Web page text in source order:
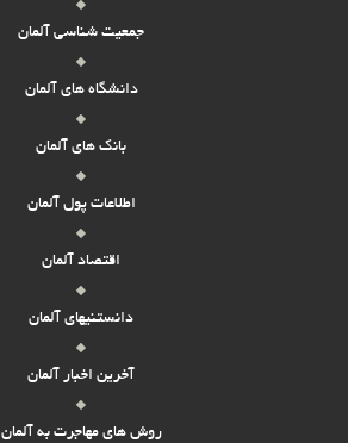
جمعیت شناسی آلمان
دانشگاه های آلمان
بانک های آلمان
اطلاعات پول آلمان
اقتصاد آلمان
دانستنیهای آلمان
آخرین اخبار آلمان
روش های مهاجرت به آلمان